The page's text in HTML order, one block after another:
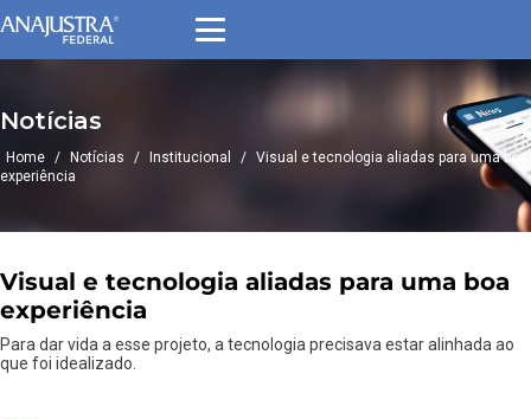
Notícias
Home / Notícias / Institucional / Visual e tecnologia aliadas para uma boa
experiência
Visual e tecnologia aliadas para uma boa
experiência
Para dar vida a esse projeto, a tecnologia precisava estar alinhada ao
que foi idealizado.